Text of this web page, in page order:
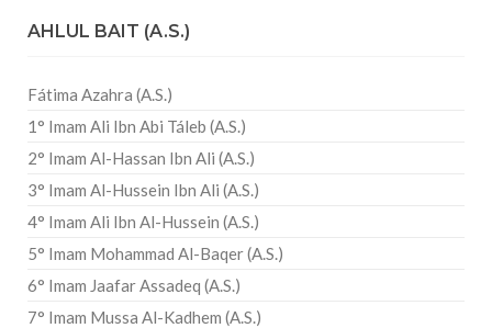
AHLUL BAIT (A.S.)
Fátima Azahra (A.S.)
1° Imam Ali Ibn Abi Táleb (A.S.)
2° Imam Al-Hassan Ibn Ali (A.S.)
3° Imam Al-Hussein Ibn Ali (A.S.)
4° Imam Ali Ibn Al-Hussein (A.S.)
5° Imam Mohammad Al-Baqer (A.S.)
6° Imam Jaafar Assadeq (A.S.)
7° Imam Mussa Al-Kadhem (A.S.)